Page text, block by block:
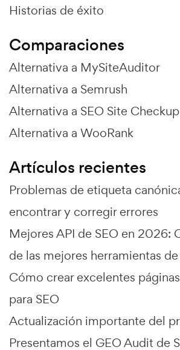
Historias de éxito
Comparaciones
Alternativa a MySiteAuditor
Alternativa a Semrush
Alternativa a SEO Site Checkup
Alternativa a WooRank
Artículos recientes
Problemas de etiqueta
encontrar y corregir errores
Mejores API de SEO en 2026:
de las mejores herramientas de
Cómo crear excelentes
para SEO
Actualización importante del
Presentamos el GEO Audit de